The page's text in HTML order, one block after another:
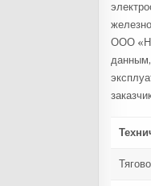
ООО
данным,